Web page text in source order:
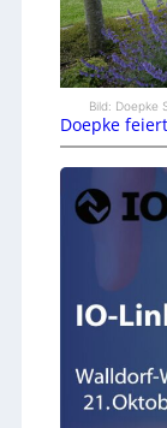
Bild: Doepke
Doepke